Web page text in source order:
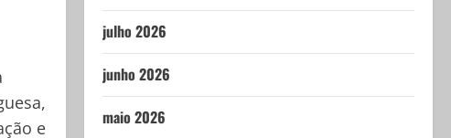
e
julho 2026
junho 2026
maio 2026